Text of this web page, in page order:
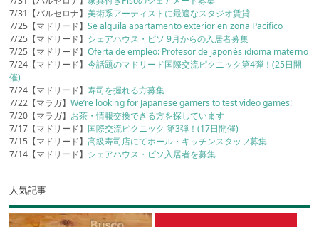
7/31【バルセロナ】美術系アーティストに最適なスタジオ賃貸
7/25【マドリード】Se alquila apartamento exterior en zona Pacifico
7/25【マドリード】 シェアハウス・ピソ 9月からの入居者募集
7/25【マドリード】Oferta de empleo: Profesor de japonés idioma materno
7/24【マドリード】今話題のマドリード国際交流ピクニック第4弾！(25日開
催)
7/24【マドリード】寿司を握れる方募集
7/22【マラガ】We’re looking for Japanese gamers to test video games!
7/20【マラガ】 お茶・情報交換できる方を探しています
7/17【マドリード】 国際交流ピクニック 第3弾！(17日開催)
7/15【マドリード】高級寿司店にてホール・キッチンスタッフ募集
7/14【マドリード】 シェアハウス・ピソ入居者を募集
人気記事